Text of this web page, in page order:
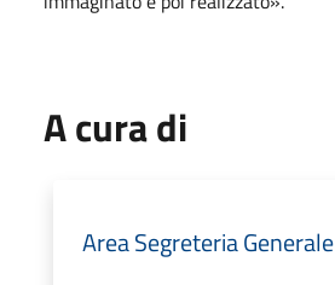
A cura di
Area Segreteria Generale